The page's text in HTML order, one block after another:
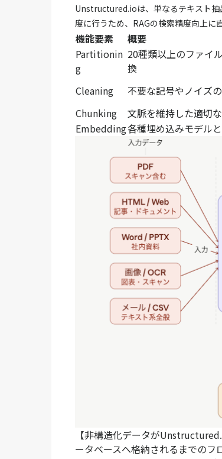
Unstructured.ioは、単なるテキスト抽
度に行うため、RAGの検索精度向上に
機能要素 概要
Partitionin
g
20種類以上のファイ
換
Cleaning 不要な記号やノイズ
Chunking
文脈を維持した適切
Embedding各種埋め込みモデル
【非構造化データが
ータベースへ格納されるまでのフ